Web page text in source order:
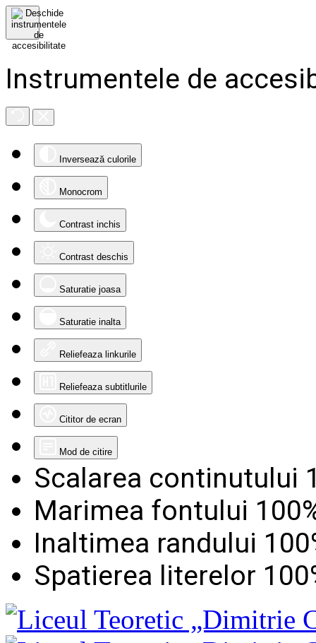
Instrumentele de
Inversează culorile
Monocrom
Contrast inchis
Contrast deschis
Saturatie joasa
Saturatie inalta
Reliefeaza linkurile
Reliefeaza subtitlurile
Cititor de ecran
Mod de citire
Scalarea continutului
Marimea fontului 100
Inaltimea randului 100
Spatierea literelor 100